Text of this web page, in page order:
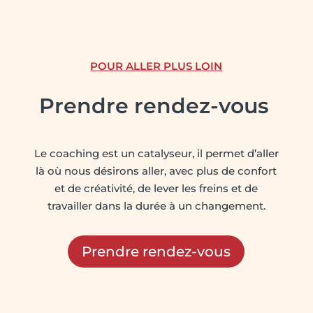
POUR ALLER PLUS LOIN
Prendre rendez-vous
Le coaching est un catalyseur, il permet d’aller
là où nous désirons aller, avec plus de confort
et de créativité, de lever les freins et de
travailler dans la durée à un changement.
Prendre rendez-vous